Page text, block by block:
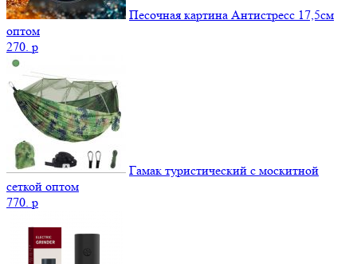
Песочная картина Антистресс 17,5см
оптом
270. p
Гамак туристический с москитной
сеткой оптом
770. p